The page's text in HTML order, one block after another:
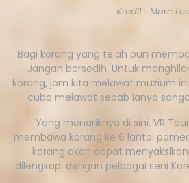
Kredit : Marc
Bagi korang yang telah pun
Jangan bersedih. Untuk
korang, jom kita melawat muzium
cuba melawat sebab ianya
Yang menariknya di sini, VR
membawa korang ke 6 lantai
korang akan dapat
dilengkapi dengan pelbagai seni